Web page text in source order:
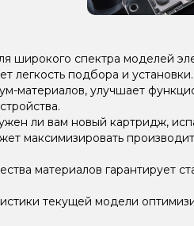
широкого спектра моделей
легкость подбора и установки.
материалов, улучшает
ли вам новый картридж,
максимизировать
материалов гарантирует
текущей модели